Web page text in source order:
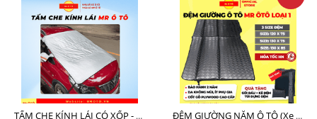
TẤM CHE KÍNH LÁI CÓ XỐP - LOẠI XỊN CHE NGOÀI MR Ô TÔ ĐỆM GIƯỜNG NẰM Ô TÔ (Xe 7 Chỗ SUV + Pickup + Sedan C - D)